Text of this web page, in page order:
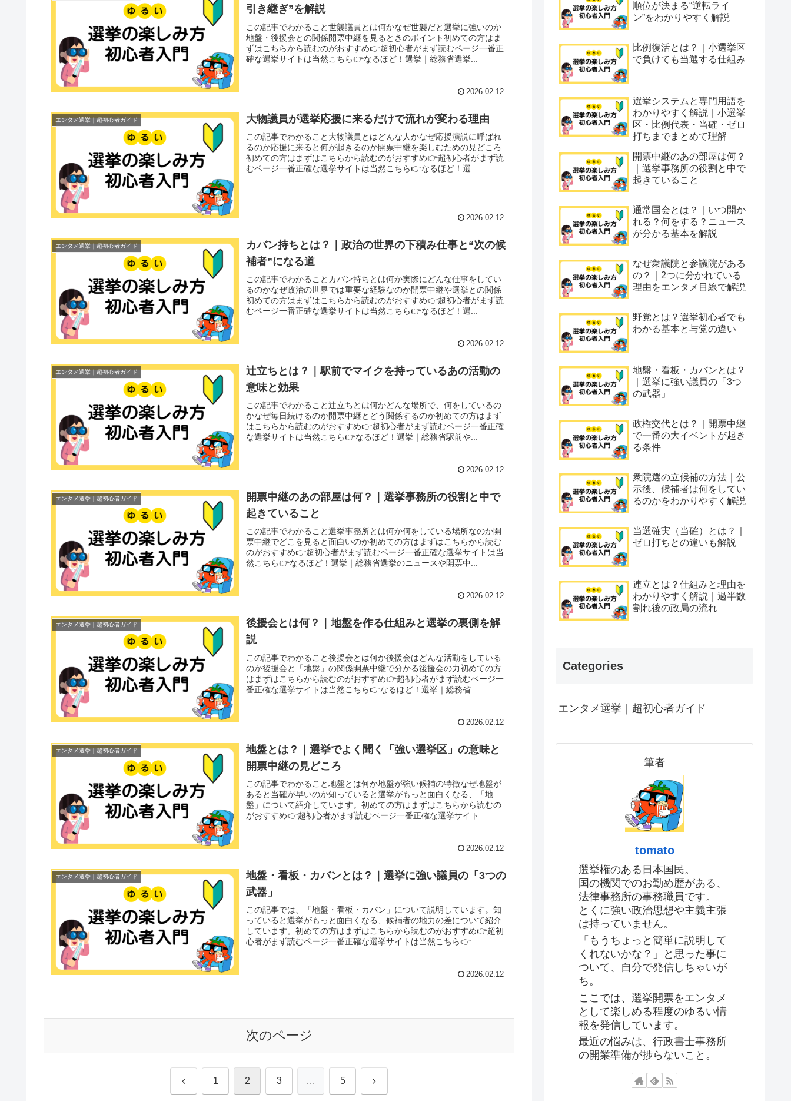
引き継ぎ”を解説
この記事でわかること世襲議員とは何かなぜ世襲だと選挙に強いのか
地盤・後援会との関係開票中継を見るときのポイント初めての方はま
ずはこちらから読むのがおすすめ👉超初心者がまず読むページ一番正
確な選挙サイトは当然こちら👉なるほど！選挙｜総務省選挙...
2026.02.12
エンタメ選挙｜超初心者ガイド 大物議員が選挙応援に来るだけで流れが変わる理由
この記事でわかること大物議員とはどんな人かなぜ応援演説に呼ばれ
るのか応援に来ると何が起きるのか開票中継を楽しむための見どころ
初めての方はまずはこちらから読むのがおすすめ👉超初心者がまず読
むページ一番正確な選挙サイトは当然こちら👉なるほど！選...
2026.02.12
エンタメ選挙｜超初心者ガイド
カバン持ちとは？｜政治の世界の下積み仕事と“次の候
補者”になる道
この記事でわかることカバン持ちとは何か実際にどんな仕事をしてい
るのかなぜ政治の世界では重要な経験なのか開票中継や選挙との関係
初めての方はまずはこちらから読むのがおすすめ👉超初心者がまず読
むページ一番正確な選挙サイトは当然こちら👉なるほど！選...
2026.02.12
エンタメ選挙｜超初心者ガイド
辻立ちとは？｜駅前でマイクを持っているあの活動の
意味と効果
この記事でわかること辻立ちとは何かどんな場所で、何をしているの
かなぜ毎日続けるのか開票中継とどう関係するのか初めての方はまず
はこちらから読むのがおすすめ👉超初心者がまず読むページ一番正確
な選挙サイトは当然こちら👉なるほど！選挙｜総務省駅前や...
2026.02.12
エンタメ選挙｜超初心者ガイド
開票中継のあの部屋は何？｜選挙事務所の役割と中で
起きていること
この記事でわかること選挙事務所とは何か何をしている場所なのか開
票中継でどこを見ると面白いのか初めての方はまずはこちらから読む
のがおすすめ👉超初心者がまず読むページ一番正確な選挙サイトは当
然こちら👉なるほど！選挙｜総務省選挙のニュースや開票中...
2026.02.12
エンタメ選挙｜超初心者ガイド
後援会とは何？｜地盤を作る仕組みと選挙の裏側を解
説
この記事でわかること後援会とは何か後援会はどんな活動をしている
のか後援会と「地盤」の関係開票中継で分かる後援会の力初めての方
はまずはこちらから読むのがおすすめ👉超初心者がまず読むページ一
番正確な選挙サイトは当然こちら👉なるほど！選挙｜総務省...
2026.02.12
エンタメ選挙｜超初心者ガイド
地盤とは？｜選挙でよく聞く「強い選挙区」の意味と
開票中継の見どころ
この記事でわかること地盤とは何か地盤が強い候補の特徴なぜ地盤が
あると当確が早いのか知っていると選挙がもっと面白くなる、「地
盤」について紹介しています。初めての方はまずはこちらから読むの
がおすすめ👉超初心者がまず読むページ一番正確な選挙サイト...
2026.02.12
エンタメ選挙｜超初心者ガイド
地盤・看板・カバンとは？｜選挙に強い議員の「3つの
武器」
この記事では、「地盤・看板・カバン」について説明しています。知
っていると選挙がもっと面白くなる、候補者の地力の差について紹介
しています。初めての方はまずはこちらから読むのがおすすめ👉超初
心者がまず読むページ一番正確な選挙サイトは当然こちら👉...
2026.02.12
次のページ
前 1 2 3 … 5 次
順位が決まる“逆転ライ
ン”をわかりやすく解説
比例復活とは？｜小選挙区
で負けても当選する仕組み
選挙システムと専門用語を
わかりやすく解説｜小選挙
区・比例代表・当確・ゼロ
打ちまでまとめて理解
開票中継のあの部屋は何？
｜選挙事務所の役割と中で
起きていること
通常国会とは？｜いつ開か
れる？何をする？ニュース
が分かる基本を解説
なぜ衆議院と参議院がある
の？｜2つに分かれている
理由をエンタメ目線で解説
野党とは？選挙初心者でも
わかる基本と与党の違い
地盤・看板・カバンとは？
｜選挙に強い議員の「3つ
の武器」
政権交代とは？｜開票中継
で一番の大イベントが起き
る条件
衆院選の立候補の方法｜公
示後、候補者は何をしてい
るのかをわかりやすく解説
当選確実（当確）とは？｜
ゼロ打ちとの違いも解説
連立とは？仕組みと理由を
わかりやすく解説｜過半数
割れ後の政局の流れ
Categories
エンタメ選挙｜超初心者ガイド
筆者
tomato
選挙権のある日本国民。
国の機関でのお勤め歴がある、
法律事務所の事務職員です。
とくに強い政治思想や主義主張
は持っていません。
「もうちょっと簡単に説明して
くれないかな？」と思った事に
ついて、自分で発信しちゃいが
ち。
ここでは、選挙開票をエンタメ
として楽しめる程度のゆるい情
報を発信しています。
最近の悩みは、行政書士事務所
の開業準備が捗らないこと。